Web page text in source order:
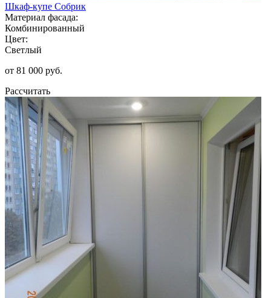
Шкаф-купе Собрик
Материал фасада:
Комбинированный
Цвет:
Светлый
от 81 000 руб.
Рассчитать